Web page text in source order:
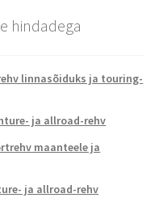
hindadega
linnasõiduks ja touring-
ja allroad-rehv
maanteele ja
ja allroad-rehv